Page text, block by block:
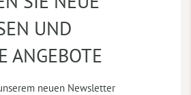
UND
ANGEBOTE
neuen Newsletter